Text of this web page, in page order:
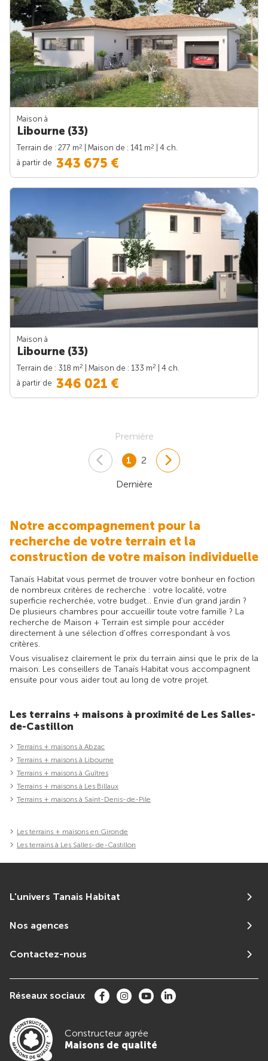
Maison à
Libourne (33)
Terrain de : 277 m2 | Maison de : 141 m2
| 4 ch.
à partir de 343 675 €
Maison à
Libourne (33)
Terrain de : 318 m2 | Maison de : 133 m2
| 4 ch.
à partir de 346 021 €
Première
1 2
Dernière
Notre accompagnement pour la
recherche de votre terrain et la
construction de votre maison individuelle
Tanaïs Habitat vous permet de trouver votre bonheur en foction
de nombreux critères de recherche : votre localité, votre
superficie recherchée, votre budget... Envie d'un grand jardin ?
De plusieurs chambres pour accueillir toute votre famille ? La
recherche de Maison + Terrain est simple pour accéder
directement à une sélection d'offres correspondant à vos
critères.
Vous visualisez clairement le prix du terrain ainsi que le prix de la
maison. Les conseillers de Tanaïs Habitat vous accompagnent
ensuite pour vous aider tout au long de votre projet.
Les terrains + maisons à proximité de Les Salles-
de-Castillon
Terrains + maisons à Abzac
Terrains + maisons à Libourne
Terrains + maisons à Guîtres
Terrains + maisons à Les Billaux
Terrains + maisons à Saint-Denis-de-Pile
Les terrains + maisons en Gironde
Les terrains à Les Salles-de-Castillon
L'univers Tanais Habitat
Nos agences
Contactez-nous
Réseaux sociaux
Constructeur agrée
Maisons de qualité